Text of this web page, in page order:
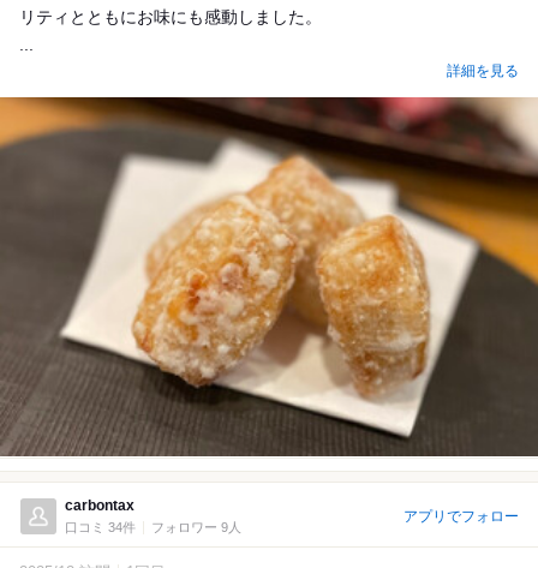
リティとともにお味にも感動しました。
詳細を見る
carbontax
口コミ 34件 フォロワー 9人
アプリでフォロー